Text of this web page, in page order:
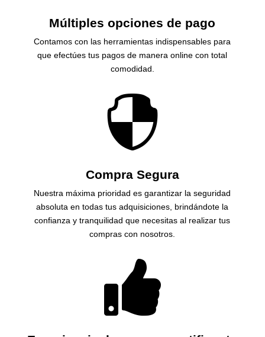
Múltiples opciones de pago
Contamos con las herramientas indispensables para
que efectúes tus pagos de manera online con total
comodidad.

Compra Segura
Nuestra máxima prioridad es garantizar la seguridad
absoluta en todas tus adquisiciones, brindándote la
confianza y tranquilidad que necesitas al realizar tus
compras con nosotros.
